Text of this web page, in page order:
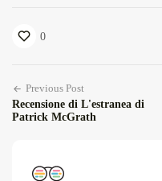
0
Previous Post
Recensione di L'estranea di
Patrick McGrath